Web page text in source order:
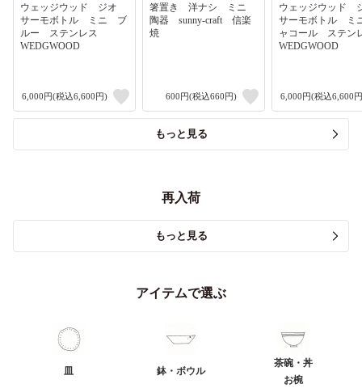
ウェッジウッド ジオ
サーモボトル ミニ ブ
ルー ステンレス
WEDGWOOD
6,000円(税込6,600円)
箸置き 洋ナシ ミニ
陶器 sunny-craft 信楽
焼
600円(税込660円)
ウェッジウッド
サーモボトル
ャコール ステ
WEDGWOOD
6,000円(税込6,600
もっと見る
再入荷
もっと見る
アイテムで選ぶ
皿 鉢・ボウル
茶碗・丼
お椀